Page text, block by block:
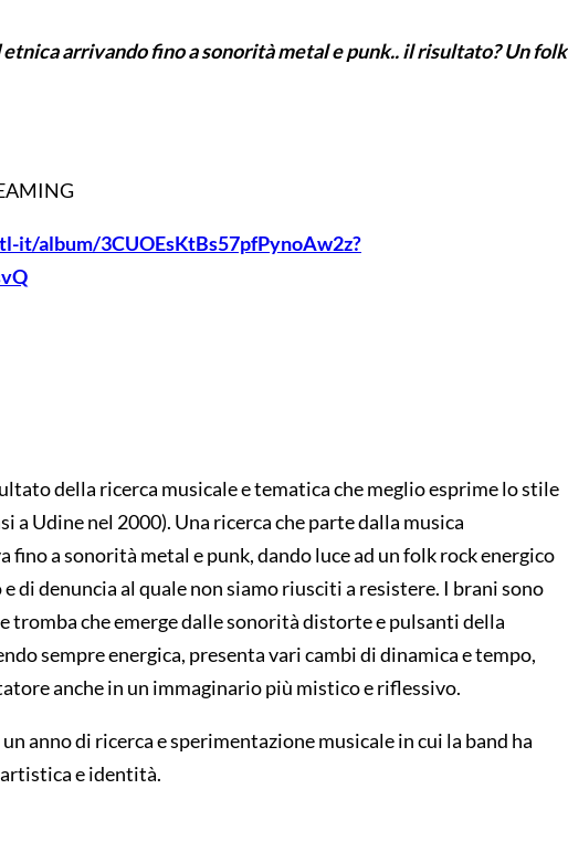
arrivando fino a sonorità metal e punk.. il risultato? Un folk
it/album/3CUOEsKtBs57pfPynoAw2z?
della ricerca musicale e tematica che meglio esprime lo stile
a Udine nel 2000). Una ricerca che parte dalla musica
fino a sonorità metal e punk, dando luce ad un folk rock energico
di denuncia al quale non siamo riusciti a resistere. I brani sono
che emerge dalle sonorità distorte e pulsanti della
sempre energica, presenta vari cambi di dinamica e tempo,
anche in un immaginario più mistico e riflessivo.
anno di ricerca e sperimentazione musicale in cui la band ha
e identità.